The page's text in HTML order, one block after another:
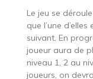
Le jeu se
que l’une
suivant. En
joueur aura de
niveau 1, 2 au
joueurs, on